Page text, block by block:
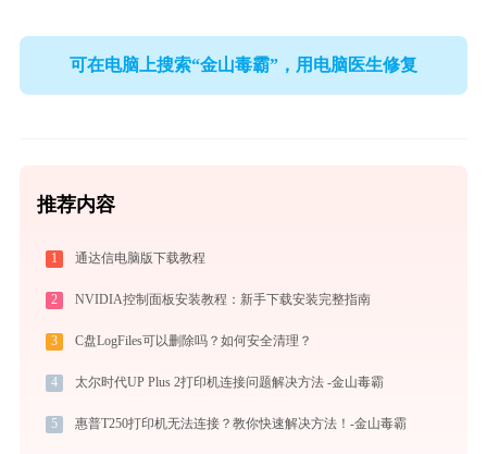
可在电脑上搜索“金山毒霸”，用电脑医生修复
推荐内容
1 通达信电脑版下载教程
2 NVIDIA控制面板安装教程：新手下载安装完整指南
3 C盘LogFiles可以删除吗？如何安全清理？
4 太尔时代UP Plus 2打印机连接问题解决方法 -金山毒霸
5 惠普T250打印机无法连接？教你快速解决方法！-金山毒霸